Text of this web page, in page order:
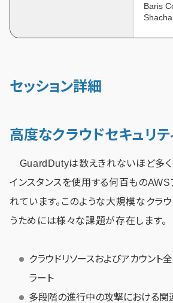
Baris
セッション詳細
高度なクラウドセキュリ
GuardDutyは数えきれないほど多く
インスタンスを使用する何百ものAWS
れています。このような大規模なクラ
うためには様々な課題が存在します。
クラウドリソースおよびアカウント
ラート
多段階の進行中の攻撃における関